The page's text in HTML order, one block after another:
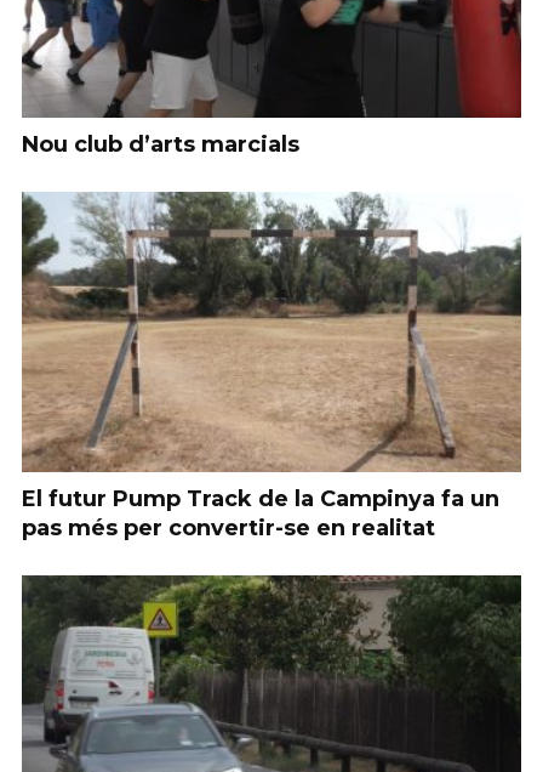
Nou club d’arts marcials
El futur Pump Track de la Campinya fa un
pas més per convertir-se en realitat